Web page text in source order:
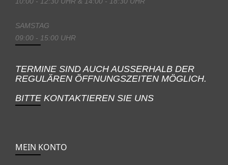
SAMSTAG
09:00 - 15:00 UHR
TERMINE SIND AUCH AUSSERHALB DER
REGULÄREN ÖFFNUNGSZEITEN MÖGLICH.
BITTE KONTAKTIEREN SIE UNS
MEIN KONTO